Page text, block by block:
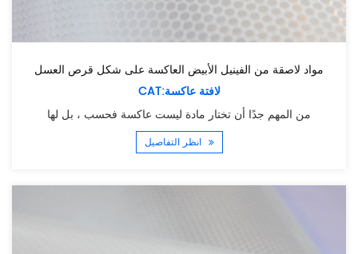
مواد لاصقة من الفينيل الأبيض العاكسة على شكل قرص العسل
CAT:لافتة عاكسة
من المهم جدًا أن تختار مادة ليست عاكسة فحسب ، بل لها
انظر التفاصيل